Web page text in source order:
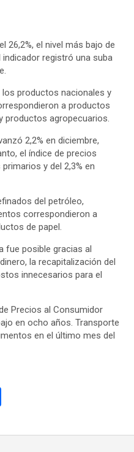
26,2%, el nivel más bajo de
registró una suba
los productos nacionales y
a productos
productos agropecuarios.
2,2% en diciembre,
el índice de precios
y del 2,3% en
del petróleo,
correspondieron a
de papel.
fue posible gracias al
la recapitalización del
innecesarios para el
Precios al Consumidor
en ocho años. Transporte
en el último mes del
m